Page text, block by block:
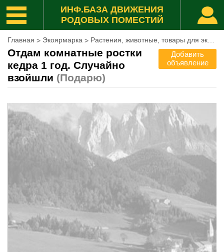
ИНФ.БАЗА ДВИЖЕНИЯ
РОДОВЫХ ПОМЕСТИЙ
Главная > Экоярмарка > Растения, животные, товары для экохозяйства
Добавить
объявление
Отдам комнатные ростки
кедра 1 год. Случайно
взойшли (Подарю)